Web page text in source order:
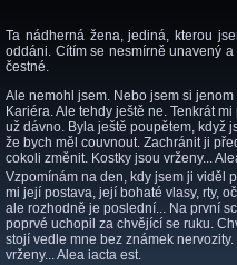
Ta nádherná žena, jediná, kterou
oddáni. Cítím se nesmírně unavený
čestné.
Ale nemohl jsem. Nebo jsem si
Kariéra. Ale tehdy ještě ne. Tenkrát
už dávno. Byla ještě poupětem, když
že bych měl couvnout. Zachránit ji
cokoli změnit. Kostky jsou vrženy...
Vzpomínám na den, kdy jsem ji viděl
mi její postava, její bohaté vlasy, rty,
ale rozhodně je poslední... Na první
poprvé uchopil za chvějící se ruku.
stojí vedle mne bez známek
vrženy... Alea iacta est.